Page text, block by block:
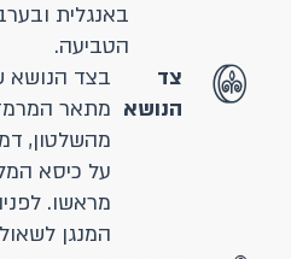
באנגלית
הטביעה.
צד
הנושא
בצד הנושא
מתאר
מהשלטון,
על כיסא
מראשו.
המנגן